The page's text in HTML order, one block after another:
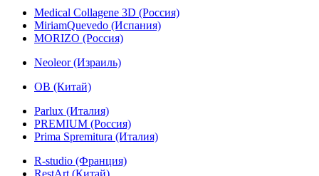
Medical Collagene 3D (Россия)
MiriamQuevedo (Испания)
MORIZO (Россия)
Neoleor (Израиль)
OB (Китай)
Parlux (Италия)
PREMIUM (Россия)
Prima Spremitura (Италия)
R-studio (Франция)
RestArt (Китай)